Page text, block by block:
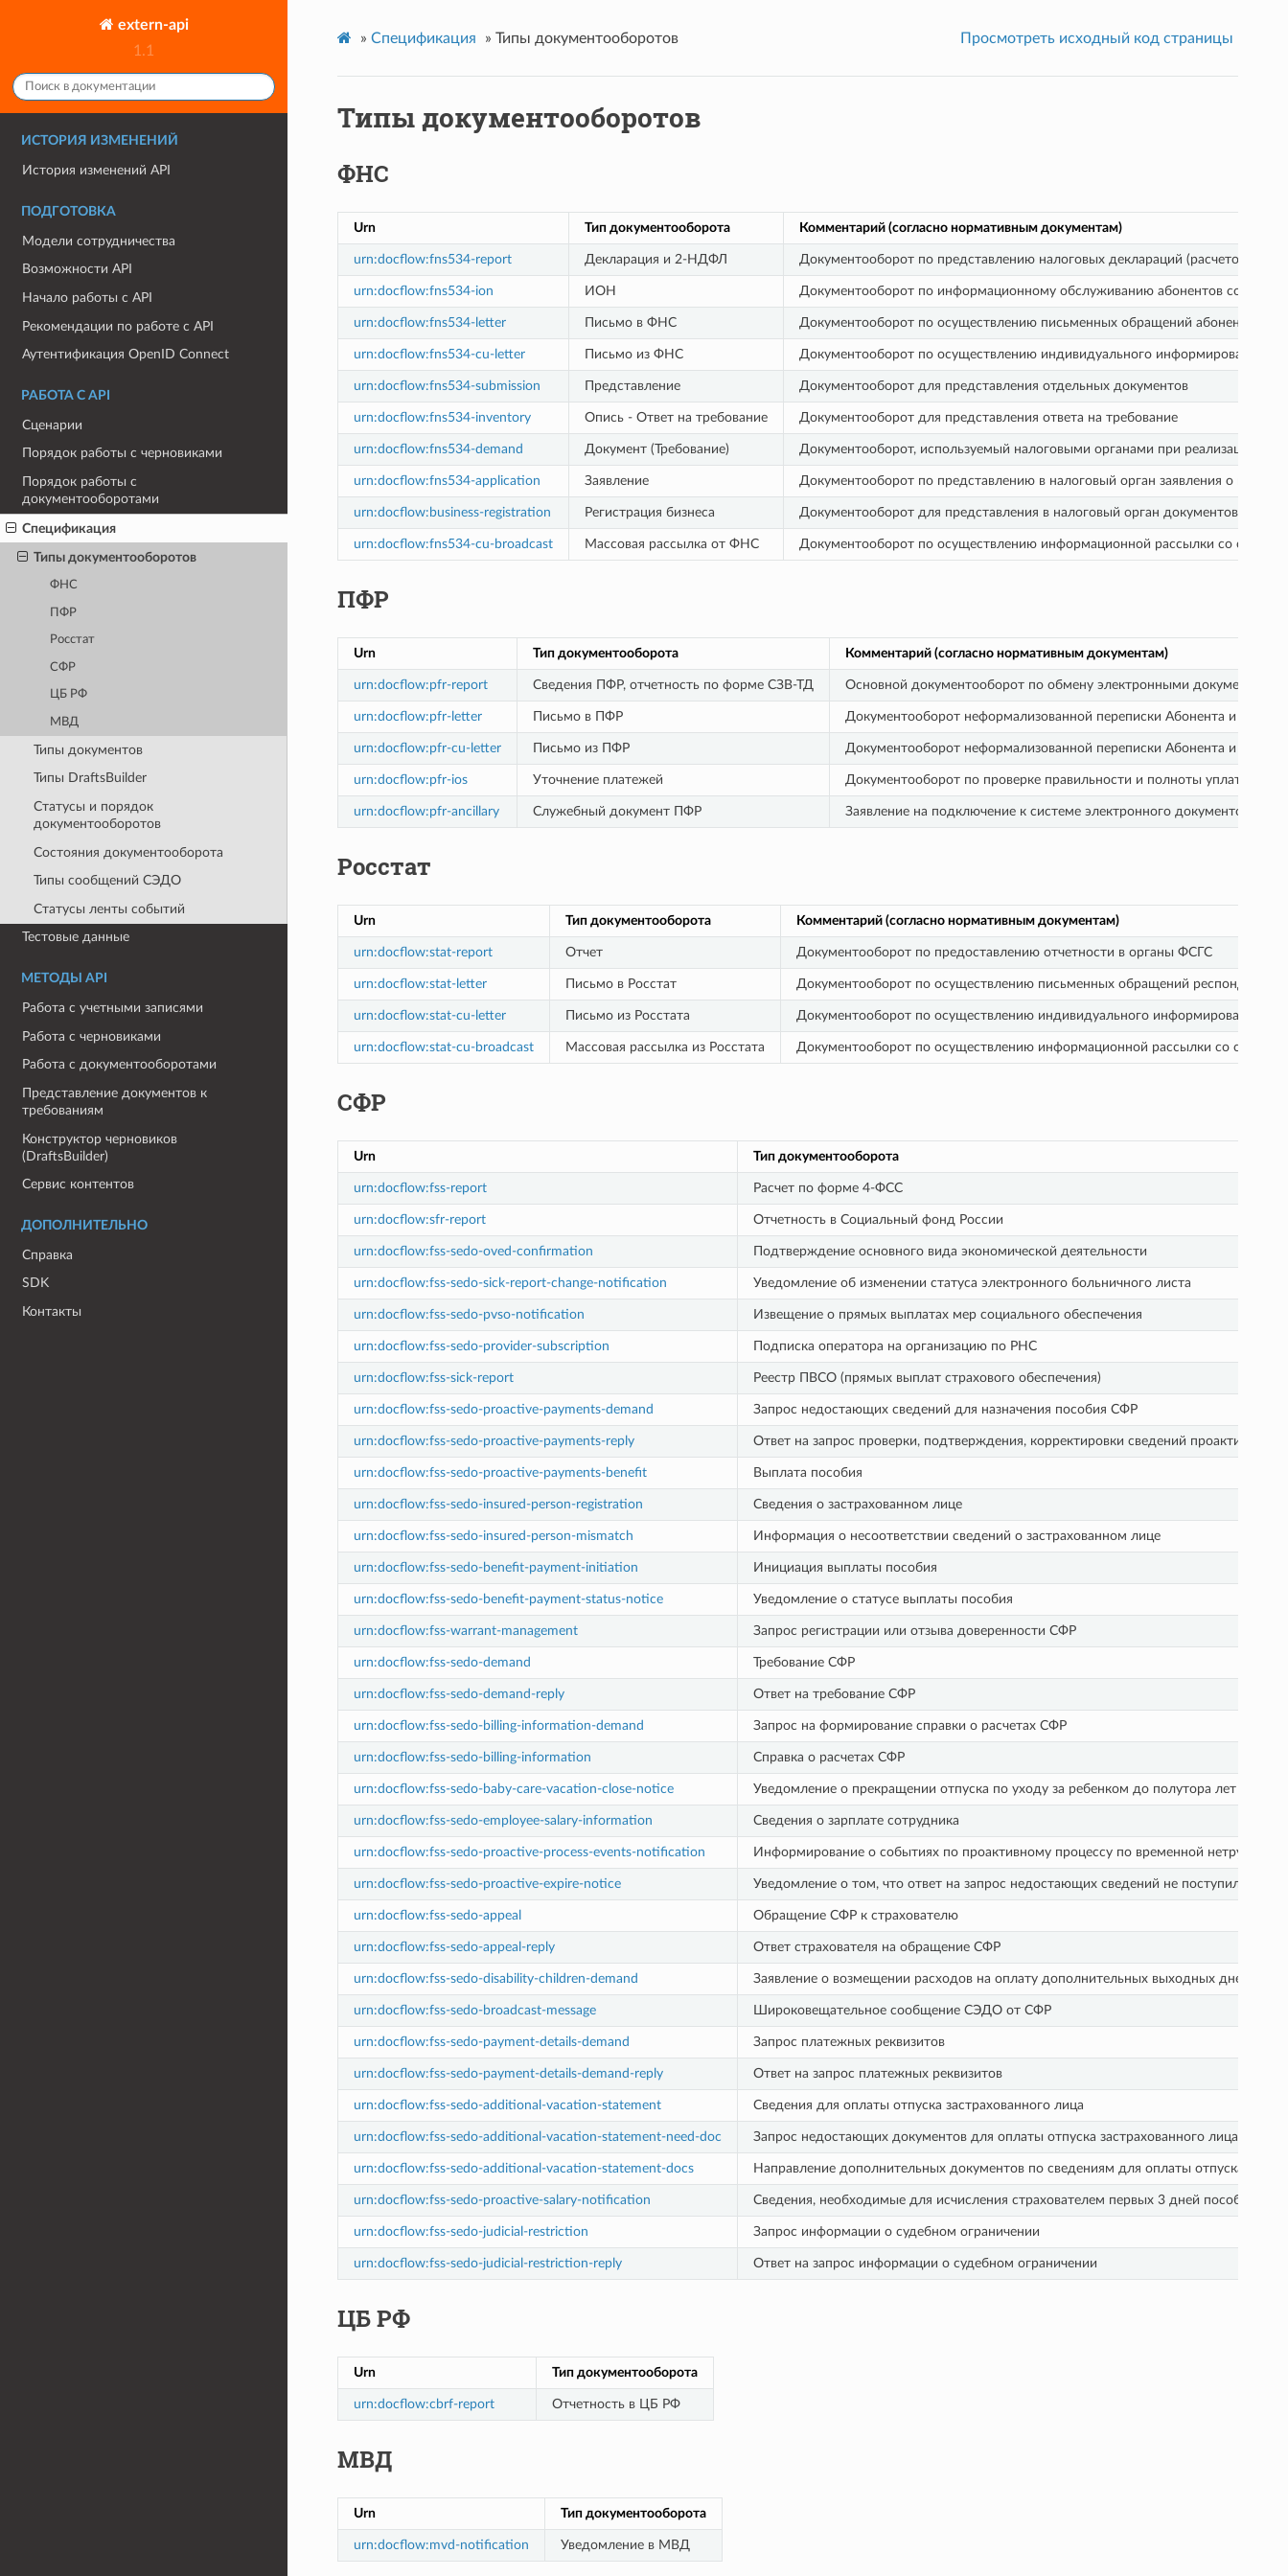
extern-api
1.1
ИСТОРИЯ ИЗМЕНЕНИЙ
История изменений API
ПОДГОТОВКА
Модели сотрудничества
Возможности API
Начало работы с API
Рекомендации по работе c API
Аутентификация OpenID Connect
РАБОТА С API
Сценарии
Порядок работы с черновиками
Порядок работы с
документооборотами
Спецификация
Типы документооборотов
ФНС
ПФР
Росстат
СФР
ЦБ РФ
МВД
Типы документов
Типы DraftsBuilder
Статусы и порядок
документооборотов
Состояния документооборота
Типы сообщений СЭДО
Статусы ленты событий
Тестовые данные
МЕТОДЫ API
Работа с учетными записями
Работа с черновиками
Работа с документооборотами
Представление документов к
требованиям
Конструктор черновиков
(DraftsBuilder)
Сервис контентов
ДОПОЛНИТЕЛЬНО
Справка
SDK
Контакты
» Спецификация » Типы документооборотов Просмотреть исходный код страницы
Типы документооборотов
ФНС
Urn Тип документооборота Комментарий (согласно нормативным документам)
urn:docflow:fns534-report Декларация и 2-НДФЛ Документооборот по представлению налоговых деклараций (расчетов),
urn:docflow:fns534-ion ИОН Документооборот по информационному обслуживанию абонентов со
urn:docflow:fns534-letter Письмо в ФНС Документооборот по осуществлению письменных обращений абонентов в
urn:docflow:fns534-cu-letter Письмо из ФНС Документооборот по осуществлению индивидуального информирования
urn:docflow:fns534-submission Представление Документооборот для представления отдельных документов
urn:docflow:fns534-inventory Опись - Ответ на требование Документооборот для представления ответа на требование
urn:docflow:fns534-demand Документ (Требование) Документооборот, используемый налоговыми органами при реализации
urn:docflow:fns534-application Заявление Документооборот по представлению в налоговый орган заявления о ввозе
urn:docflow:business-registration Регистрация бизнеса Документооборот для представления в налоговый орган документов для
urn:docflow:fns534-cu-broadcast Массовая рассылка от ФНС Документооборот по осуществлению информационной рассылки со
ПФР
Urn Тип документооборота Комментарий (согласно нормативным документам)
urn:docflow:pfr-report Сведения ПФР, отчетность по форме СЗВ-ТД Основной документооборот по обмену электронными документами
urn:docflow:pfr-letter Письмо в ПФР Документооборот неформализованной переписки Абонента и
urn:docflow:pfr-cu-letter Письмо из ПФР Документооборот неформализованной переписки Абонента и
urn:docflow:pfr-ios Уточнение платежей Документооборот по проверке правильности и полноты уплаты
urn:docflow:pfr-ancillary Служебный документ ПФР Заявление на подключение к системе электронного
Росстат
Urn Тип документооборота Комментарий (согласно нормативным документам)
urn:docflow:stat-report Отчет Документооборот по предоставлению отчетности в органы ФСГС
urn:docflow:stat-letter Письмо в Росстат Документооборот по осуществлению письменных обращений респондентов
urn:docflow:stat-cu-letter Письмо из Росстата Документооборот по осуществлению индивидуального информирования
urn:docflow:stat-cu-broadcast Массовая рассылка из Росстата Документооборот по осуществлению информационной рассылки со стороны
СФР
Urn Тип документооборота
urn:docflow:fss-report Расчет по форме 4-ФСС
urn:docflow:sfr-report Отчетность в Социальный фонд России
urn:docflow:fss-sedo-oved-confirmation Подтверждение основного вида экономической деятельности
urn:docflow:fss-sedo-sick-report-change-notification Уведомление об изменении статуса электронного больничного листа
urn:docflow:fss-sedo-pvso-notification Извещение о прямых выплатах мер социального обеспечения
urn:docflow:fss-sedo-provider-subscription Подписка оператора на организацию по РНС
urn:docflow:fss-sick-report Реестр ПВСО (прямых выплат страхового обеспечения)
urn:docflow:fss-sedo-proactive-payments-demand Запрос недостающих сведений для назначения пособия СФР
urn:docflow:fss-sedo-proactive-payments-reply Ответ на запрос проверки, подтверждения, корректировки сведений проактивной
urn:docflow:fss-sedo-proactive-payments-benefit Выплата пособия
urn:docflow:fss-sedo-insured-person-registration Сведения о застрахованном лице
urn:docflow:fss-sedo-insured-person-mismatch Информация о несоответствии сведений о застрахованном лице
urn:docflow:fss-sedo-benefit-payment-initiation Инициация выплаты пособия
urn:docflow:fss-sedo-benefit-payment-status-notice Уведомление о статусе выплаты пособия
urn:docflow:fss-warrant-management Запрос регистрации или отзыва доверенности СФР
urn:docflow:fss-sedo-demand Требование СФР
urn:docflow:fss-sedo-demand-reply Ответ на требование СФР
urn:docflow:fss-sedo-billing-information-demand Запрос на формирование справки о расчетах СФР
urn:docflow:fss-sedo-billing-information Справка о расчетах СФР
urn:docflow:fss-sedo-baby-care-vacation-close-notice Уведомление о прекращении отпуска по уходу за ребенком до полутора лет
urn:docflow:fss-sedo-employee-salary-information Сведения о зарплате сотрудника
urn:docflow:fss-sedo-proactive-process-events-notification Информирование о событиях по проактивному процессу по временной
urn:docflow:fss-sedo-proactive-expire-notice Уведомление о том, что ответ на запрос недостающих сведений не поступил в
urn:docflow:fss-sedo-appeal Обращение СФР к страхователю
urn:docflow:fss-sedo-appeal-reply Ответ страхователя на обращение СФР
urn:docflow:fss-sedo-disability-children-demand Заявление о возмещении расходов на оплату дополнительных выходных дней для
urn:docflow:fss-sedo-broadcast-message Широковещательное сообщение СЭДО от СФР
urn:docflow:fss-sedo-payment-details-demand Запрос платежных реквизитов
urn:docflow:fss-sedo-payment-details-demand-reply Ответ на запрос платежных реквизитов
urn:docflow:fss-sedo-additional-vacation-statement Сведения для оплаты отпуска застрахованного лица
urn:docflow:fss-sedo-additional-vacation-statement-need-doc Запрос недостающих документов для оплаты отпуска застрахованного лица
urn:docflow:fss-sedo-additional-vacation-statement-docs Направление дополнительных документов по сведениям для оплаты отпуска
urn:docflow:fss-sedo-proactive-salary-notification Сведения, необходимые для исчисления страхователем первых 3 дней пособия по
urn:docflow:fss-sedo-judicial-restriction Запрос информации о судебном ограничении
urn:docflow:fss-sedo-judicial-restriction-reply Ответ на запрос информации о судебном ограничении
ЦБ РФ
Urn Тип документооборота
urn:docflow:cbrf-report Отчетность в ЦБ РФ
МВД
Urn Тип документооборота
urn:docflow:mvd-notification Уведомление в МВД